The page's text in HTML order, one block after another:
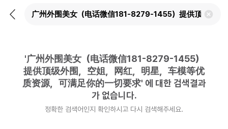
뒤
검
'广州外围美女（电话微信181-8279-1455）
提供顶级外围，空姐，网红，明星，车模等优
质资源，可满足你的一切要求' 에 대한 검색결과
가 없습니다.
정확한 검색어인지 확인하시고 다시 검색해주세요.